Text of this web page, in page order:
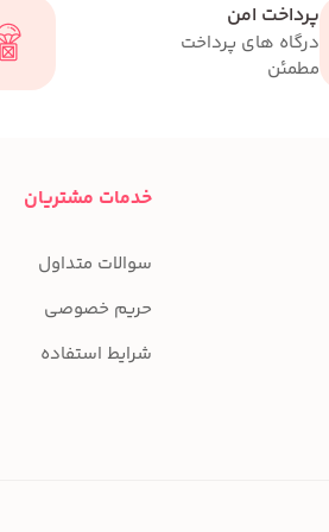
پرداخت امن
درگاه های پرداخت
مطمئن
خدمات مشتریان
سوالات متداول
حریم خصوصی
شرایط استفاده